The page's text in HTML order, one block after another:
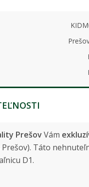
PrešovVám
Táto
D1.